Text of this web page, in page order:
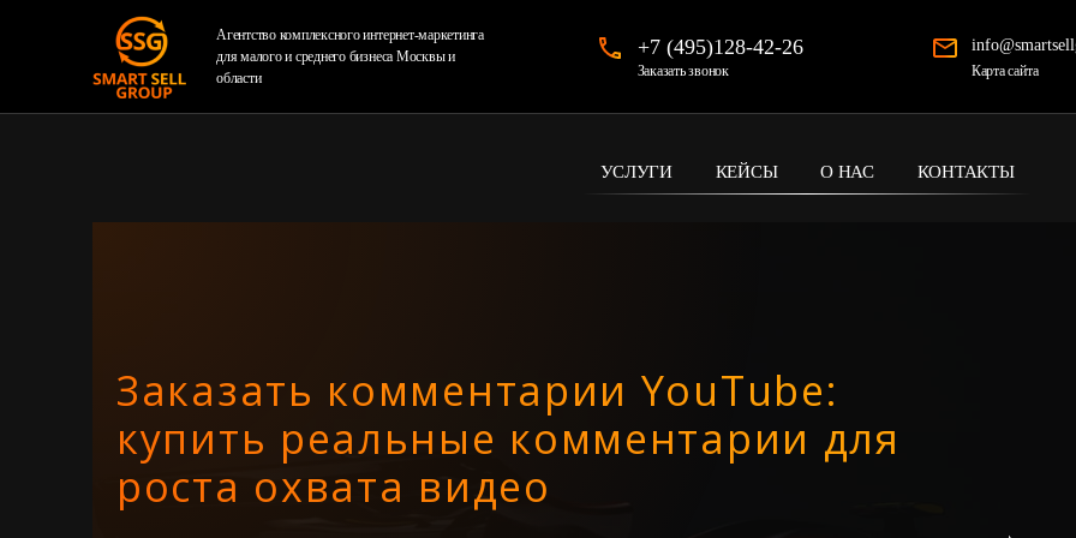
Агентство комплексного интернет-маркетинга
для малого и среднего бизнеса Москвы и
области
+7 (495)128-42-26
Заказать звонок Карта сайта
УСЛУГИ КЕЙСЫ О НАС КОНТАКТЫ
Заказать комментарии YouTube:
купить реальные комментарии для
роста охвата видео